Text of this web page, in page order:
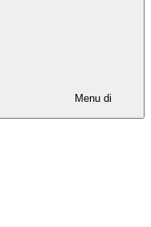
Menu di